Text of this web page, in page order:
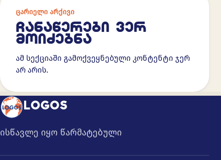
ᲪᲐᲠᲘᲔᲚᲘ ᲐᲠᲥᲘᲕᲘ
ᲩᲐᲜᲐᲬᲔᲠᲔᲑᲘ ᲕᲔᲠ
ᲛᲝᲘᲫᲔᲑᲜᲐ
ამ სექციაში გამოქვეყნებული კონტენტი ჯერ
არ არის.
LOGOS
ისწავლე იყო წარმატებული